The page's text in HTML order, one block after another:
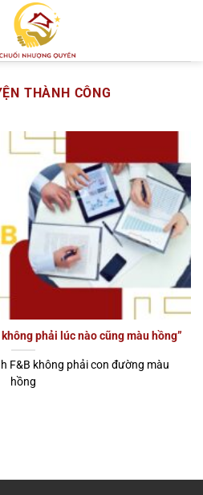
THÀNH CÔNG
phải lúc nào cũng màu hồng”
F&B không phải con đường màu
hồng